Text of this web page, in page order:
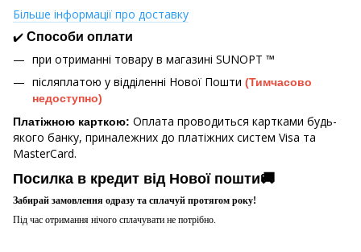
Більше інформації про доставку
✔️ Способи оплати
при отриманні товару в магазині SUNOPT ™
післяплатою у відділенні Нової Пошти (Тимчасово
недоступно)
Платіжною карткою: Оплата проводиться картками будь-
якого банку, приналежних до платіжних систем Visa та
MasterCard.
Посилка в кредит від Нової пошти🚚
Забирай замовлення одразу та сплачуй протягом року!
Під час отримання нічого сплачувати не потрібно.